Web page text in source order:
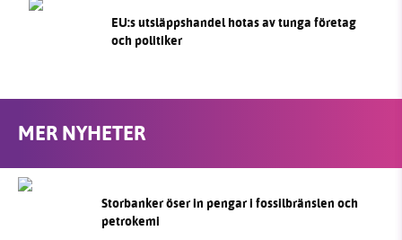
EU:s utsläppshandel hotas av tunga företag
och politiker
MER NYHETER
Storbanker öser in pengar i fossilbränslen och
petrokemi